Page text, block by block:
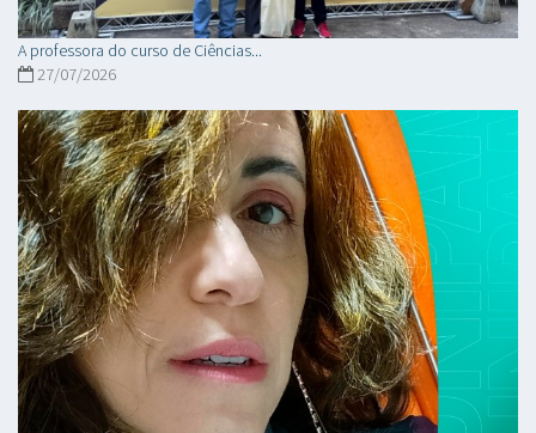
A professora do curso de Ciências...
27/07/2026